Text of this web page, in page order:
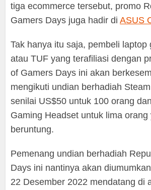
tiga ecommerce tersebut, promo
Gamers Days juga hadir diASUS
Tak hanya itu saja, pembeli laptop
atau TUF yang terafiliasi dengan
of Gamers Days ini akan
mengikuti undian berhadiah
senilai US$50 untuk 100 orang
Gaming Headset untuk lima orang
beruntung.
Pemenang undian berhadiah
Days ini nantinya akan
22 Desember 2022 mendatang di